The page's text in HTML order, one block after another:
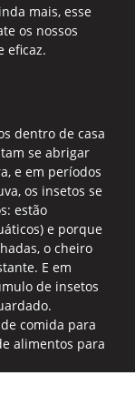
mais, esse
os nossos
eficaz.
dentro de casa
se abrigar
e em períodos
os insetos se
estão
e porque
o cheiro
E em
de insetos
comida para
alimentos para